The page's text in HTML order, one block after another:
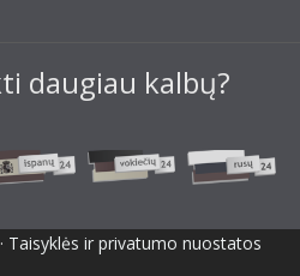
daugiau kalbų?
Taisyklės ir privatumo nuostatos